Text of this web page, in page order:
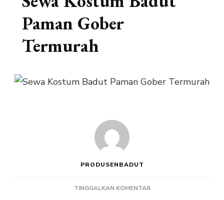
Paman Gober
Termurah
PRODUSENBADUT
TINGGALKAN KOMENTARPADA